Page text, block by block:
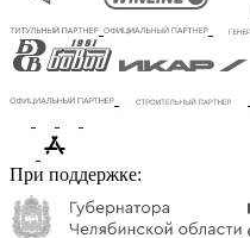
При поддержке: